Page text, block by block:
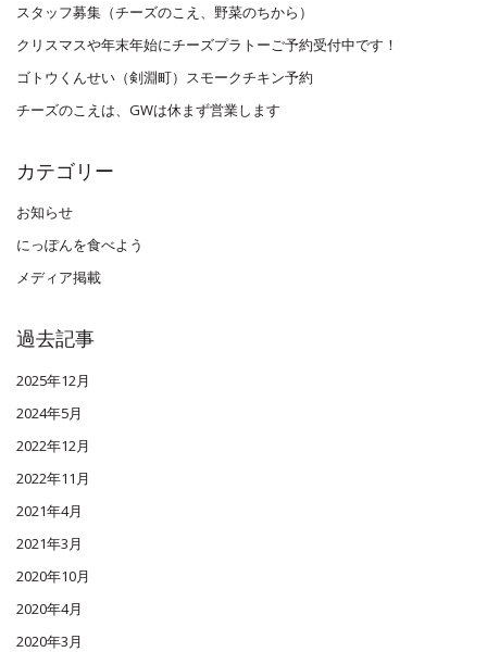
スタッフ募集（チーズのこえ、野菜のちから）
クリスマスや年末年始にチーズプラトーご予約受付中です！
ゴトウくんせい（剣淵町）スモークチキン予約
チーズのこえは、GWは休まず営業します
カテゴリー
お知らせ
にっぽんを食べよう
メディア掲載
過去記事
2025年12月
2024年5月
2022年12月
2022年11月
2021年4月
2021年3月
2020年10月
2020年4月
2020年3月